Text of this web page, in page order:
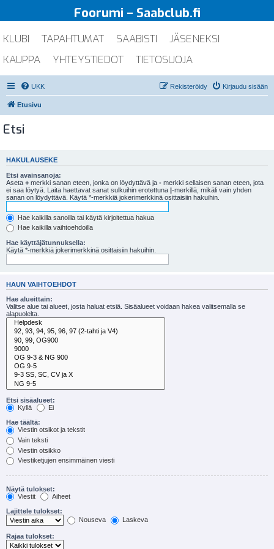
Foorumi – Saabclub.fi
KLUBI TAPAHTUMAT SAABISTI
JÄSENEKSI
KAUPPA
YHTEYSTIEDOT TIETOSUOJA
UKK Kirjaudu sisään
Rekisteröidy
Etusivu
Etsi
HAKULAUSEKE
Etsi avainsanoja:
Aseta + merkki sanan eteen, jonka on löydyttävä ja - merkki sellaisen sanan eteen, jota
ei saa löytyä. Laita haettavat sanat sulkuihin erotettuna |-merkillä, mikäli vain yhden
sanan on löydyttävä. Käytä *-merkkiä jokerimerkkinä osittaisiin hakuihin.
Hae kaikilla sanoilla tai käytä kirjoitettua hakua
Hae kaikilla vaihtoehdoilla
Hae käyttäjätunnuksella:
Käytä *-merkkiä jokerimerkkinä osittaisiin hakuihin.
HAUN VAIHTOEHDOT
Hae alueittain:
Valitse alue tai alueet, josta haluat etsiä. Sisäalueet voidaan hakea valitsemalla se
alapuolelta.
Etsi sisäalueet:
Kyllä
Ei
Hae täältä:
Viestin otsikot ja tekstit
Vain teksti
Viestin otsikko
Viestiketjujen ensimmäinen viesti
Näytä tulokset:
Viestit
Aiheet
Lajittele tulokset:
Nouseva
Laskeva
Rajaa tulokset: